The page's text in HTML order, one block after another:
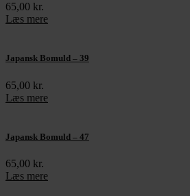
65,00 kr.
Læs mere
Japansk Bomuld – 39
65,00 kr.
Læs mere
Japansk Bomuld – 47
65,00 kr.
Læs mere